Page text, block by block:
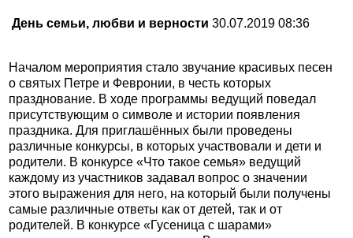
День семьи, любви и верности 30.07.2019 08:36
Началом мероприятия стало звучание красивых песен
о святых Петре и Февронии, в честь которых
празднование. В ходе программы ведущий поведал
присутствующим о символе и истории появления
праздника. Для приглашённых были проведены
различные конкурсы, в которых участвовали и дети и
родители. В конкурсе «Что такое семья» ведущий
каждому из участников задавал вопрос о значении
этого выражения для него, на который были получены
самые различные ответы как от детей, так и от
родителей. В конкурсе «Гусеница с шарами»